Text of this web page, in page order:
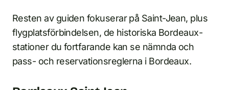
Resten av guiden fokuserar på Saint-Jean, plus
flygplatsförbindelsen, de historiska Bordeaux-
stationer du fortfarande kan se nämnda och
pass- och reservationsreglerna i Bordeaux.